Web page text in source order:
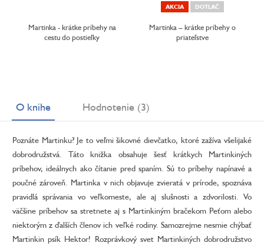
Martinka - krátke príbehy na
cestu do postieľky
AKCIA DOTLAČ
Martinka – krátke príbehy o
priateľstve
O knihe Hodnotenie (3)
Poznáte Martinku? Je to veľmi šikovné dievčatko, ktoré zažíva všelijaké
dobrodružstvá. Táto knižka obsahuje šesť krátkych Martinkiných
príbehov, ideálnych ako čítanie pred spaním. Sú to príbehy napínavé a
poučné zároveň. Martinka v nich objavuje zvieratá v prírode, spoznáva
pravidlá správania vo veľkomeste, ale aj slušnosti a zdvorilosti. Vo
väčšine príbehov sa stretnete aj s Martinkiným bračekom Peťom alebo
niektorým z ďalších členov ich veľké rodiny. Samozrejme nesmie chýbať
Martinkin psík Hektor! Rozprávkový svet Martinkiných dobrodružstvo